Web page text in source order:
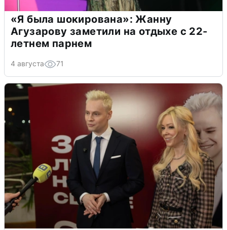
«Я была шокирована»: Жанну
Агузарову заметили на отдыхе с 22-
летнем парнем
4 августа 71